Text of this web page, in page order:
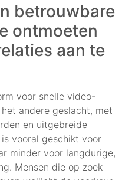
betrouwbare
ontmoeten
aan te
voor snelle video-
andere geslacht, met
en uitgebreide
vooral geschikt voor
minder voor langdurige,
Mensen die op zoek